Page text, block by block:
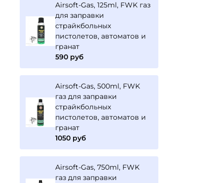
Airsoft-Gas, 125ml, FWK газ
для заправки
страйкбольных
пистолетов, автоматов и
гранат
590 руб
Airsoft-Gas, 500ml, FWK
газ для заправки
страйкбольных
пистолетов, автоматов и
гранат
1050 руб
Airsoft-Gas, 750ml, FWK
газ для заправки